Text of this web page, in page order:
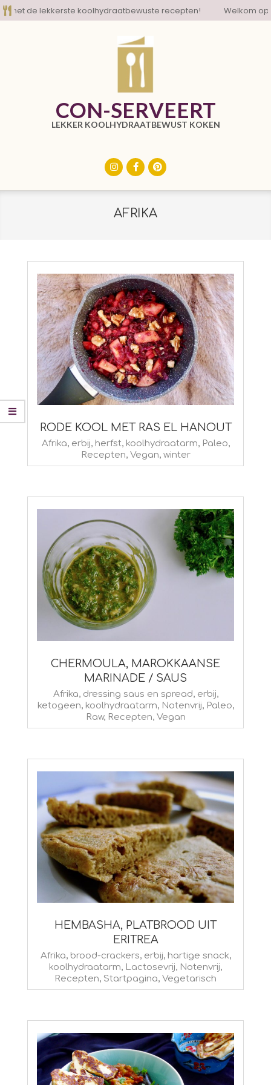
Skip
to
de lekkerste koolhydraatbewuste recepten! Welkom op
CON-SERVEERT
LEKKER KOOLHYDRAATBEWUST KOKEN
AFRIKA
RODE KOOL MET RAS EL HANOUT
2022-
Afrika, erbij, herfst, koolhydraatarm, Paleo,
Recepten, Vegan, winter
CHERMOULA, MAROKKAANSE
MARINADE / SAUS
2020-
02-
Afrika, dressing saus en spread, erbij,
ketogeen, koolhydraatarm, Notenvrij, Paleo,
Raw, Recepten, Vegan
HEMBASHA, PLATBROOD UIT
ERITREA
2020-
Afrika, brood-crackers, erbij, hartige snack,
koolhydraatarm, Lactosevrij, Notenvrij,
Recepten, Startpagina, Vegetarisch